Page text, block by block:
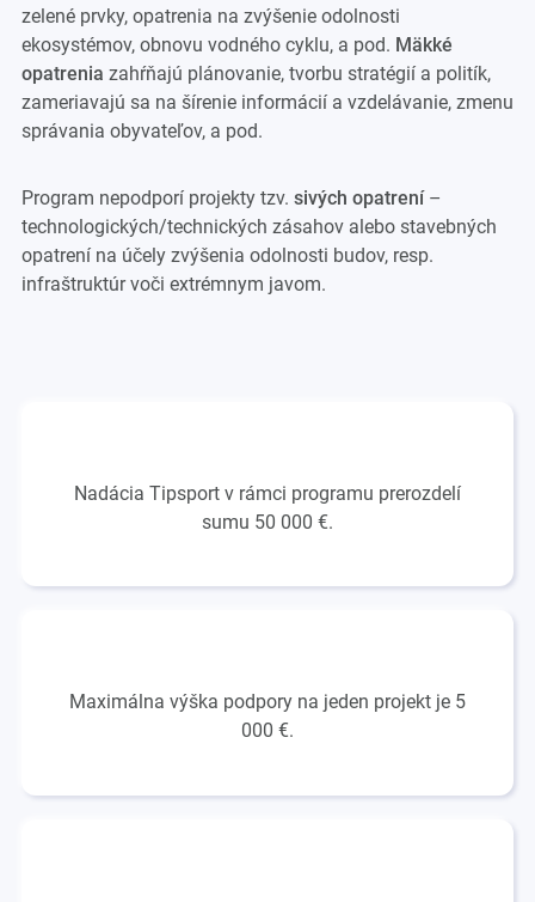
zelené prvky, opatrenia na zvýšenie odolnosti
ekosystémov, obnovu vodného cyklu, a pod. Mäkké
opatrenia zahŕňajú plánovanie, tvorbu stratégií a politík,
zameriavajú sa na šírenie informácií a vzdelávanie, zmenu
správania obyvateľov, a pod.
Program nepodporí projekty tzv. sivých opatrení–
technologických/technických zásahov alebo stavebných
opatrení na účely zvýšenia odolnosti budov, resp.
infraštruktúr voči extrémnym javom.
Nadácia Tipsport v rámci programu prerozdelí
sumu 50 000 €.
Maximálna výška podpory na jeden projekt je 5
000 €.